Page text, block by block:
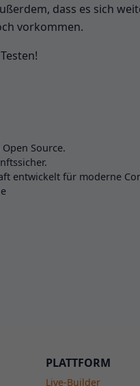
dass es sich
vorkommen.
Source.
entwickelt für moderne
PLATTFORM
Live-Builder